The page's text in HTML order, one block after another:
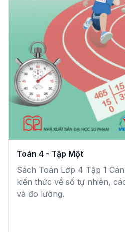
Toán 4 - Tập Một
Sách Toán Lớp 4 Tập 1
kiến thức về số tự nhiên,
và đo lường.